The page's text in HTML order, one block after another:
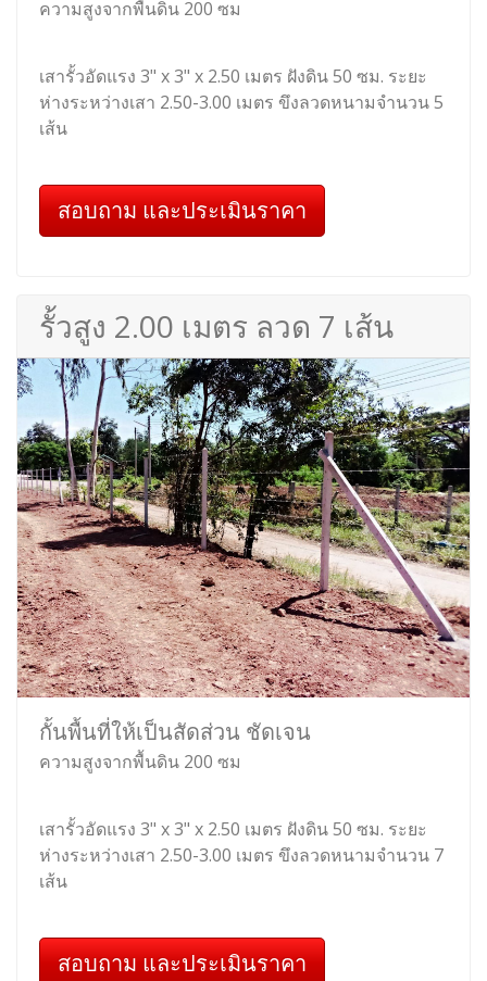
ความสูงจากพื้นดิน 200 ซม
เสารั้วอัดแรง 3" x 3" x 2.50 เมตร ฝังดิน 50 ซม. ระยะ
ห่างระหว่างเสา 2.50-3.00 เมตร ขึงลวดหนามจำนวน 5
เส้น
สอบถาม และประเมินราคา
รั้วสูง 2.00 เมตร ลวด 7 เส้น
กั้นพื้นที่ให้เป็นสัดส่วน ชัดเจน
ความสูงจากพื้นดิน 200 ซม
เสารั้วอัดแรง 3" x 3" x 2.50 เมตร ฝังดิน 50 ซม. ระยะ
ห่างระหว่างเสา 2.50-3.00 เมตร ขึงลวดหนามจำนวน 7
เส้น
สอบถาม และประเมินราคา